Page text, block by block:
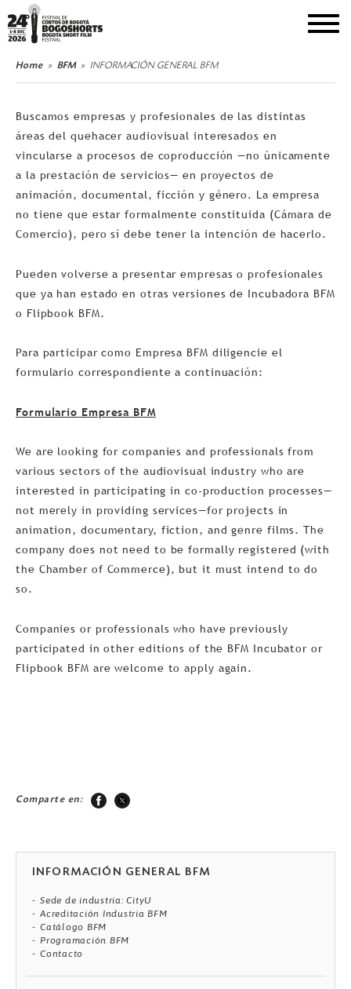
DEL 1 AL 8 DE DICIEMBRE DE 2026
Home BFM INFORMACIÓN GENERAL BFM
Buscamos empresas y profesionales de las distintas
áreas del quehacer audiovisual interesados en
vincularse a procesos de coproducción —no únicamente
a la prestación de servicios— en proyectos de
animación, documental, ficción y género. La empresa
no tiene que estar formalmente constituida (Cámara de
Comercio), pero sí debe tener la intención de hacerlo.
Pueden volverse a presentar empresas o profesionales
que ya han estado en otras versiones de Incubadora BFM
o Flipbook BFM.
Para participar como Empresa BFM diligencie el
formulario correspondiente a continuación:
Formulario Empresa BFM
We are looking for companies and professionals from
various sectors of the audiovisual industry who are
interested in participating in co-production processes—
not merely in providing services—for projects in
animation, documentary, fiction, and genre films. The
company does not need to be formally registered (with
the Chamber of Commerce), but it must intend to do
so.
Companies or professionals who have previously
participated in other editions of the BFM Incubator or
Flipbook BFM are welcome to apply again.
Comparte en:
INFORMACIÓN GENERAL BFM
Sede de industria: CityU
Acreditación Industria BFM
Catálogo BFM
Programación BFM
Contacto